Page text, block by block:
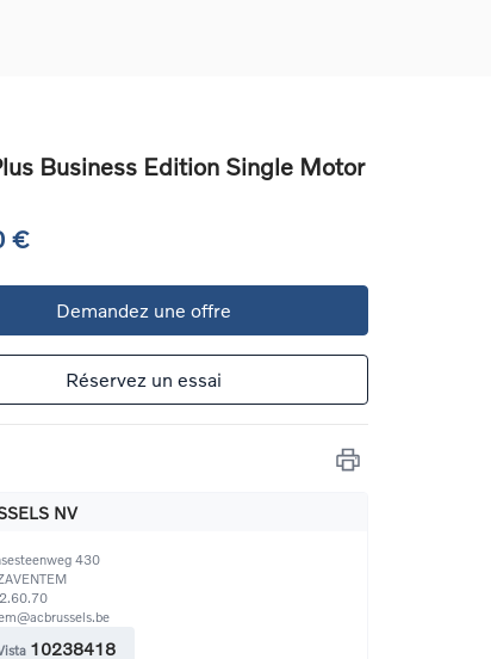
Business Edition Single Motor
€
Demandez une offre
Réservez un essai
NV
430
10238418